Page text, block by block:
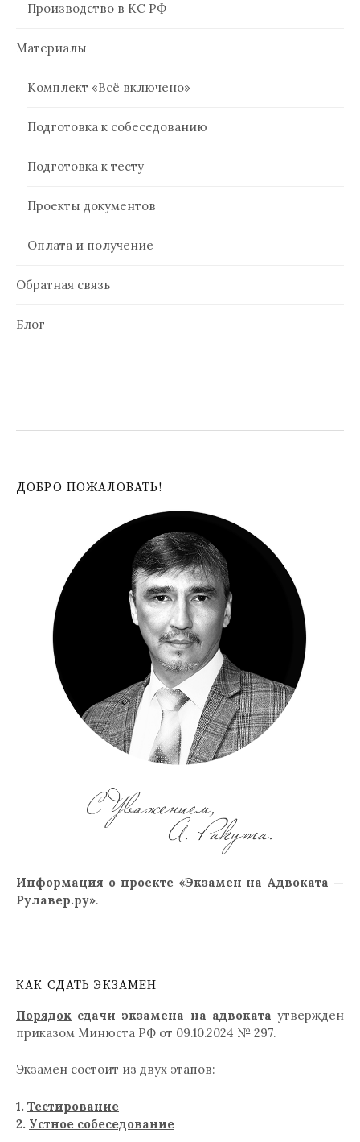
Производство в КС РФ
Материалы
Комплект «Всё включено»
Подготовка к собеседованию
Подготовка к тесту
Проекты документов
Оплата и получение
Обратная связь
Блог
ДОБРО ПОЖАЛОВАТЬ!
Информация о проекте «Экзамен на Адвоката —
Рулавер.ру».
КАК СДАТЬ ЭКЗАМЕН
Порядок сдачи экзамена на адвоката утвержден
приказом Минюста РФ от 09.10.2024 № 297.
Экзамен состоит из двух этапов:
1. Тестирование
2. Устное собеседование